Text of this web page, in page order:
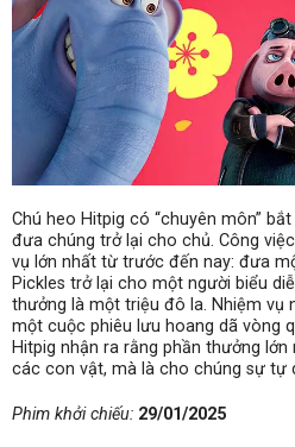
Chú heo Hitpig có “chuyên môn”
đưa chúng trở lại cho chủ. Công
vụ lớn nhất từ trước đến nay: đưa
Pickles trở lại cho một người biểu
thưởng là một triệu đô la. Nhiệm vụ
một cuộc phiêu lưu hoang dã vòng
Hitpig nhận ra rằng phần thưởng
các con vật, mà là cho chúng sự tự
Phim khởi chiếu: 29/01/2025